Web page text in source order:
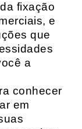
fixação
e
que
a
conhecer
em